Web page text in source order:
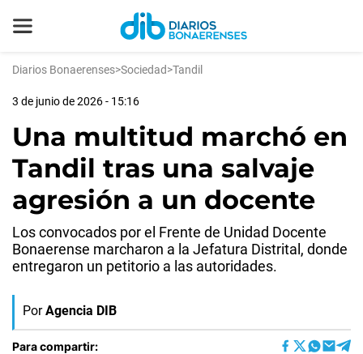
Diarios Bonaerenses>Sociedad>Tandil
3 de junio de 2026 - 15:16
Una multitud marchó en
Tandil tras una salvaje
agresión a un docente
Los convocados por el Frente de Unidad Docente
Bonaerense marcharon a la Jefatura Distrital, donde
entregaron un petitorio a las autoridades.
Por Agencia DIB
Para compartir: